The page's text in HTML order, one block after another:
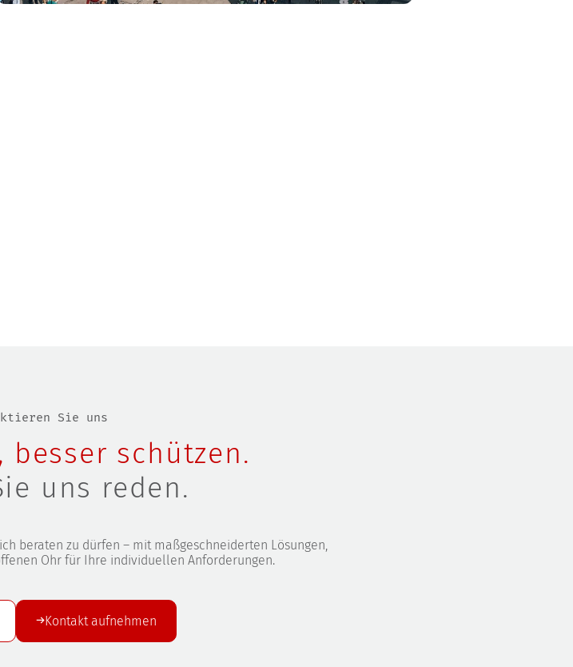
Sie uns
besser schützen.
uns reden.
beraten zu dürfen – mit maßgeschneiderten Lösungen,
Ohr für Ihre individuellen Anforderungen.
Kontakt aufnehmen